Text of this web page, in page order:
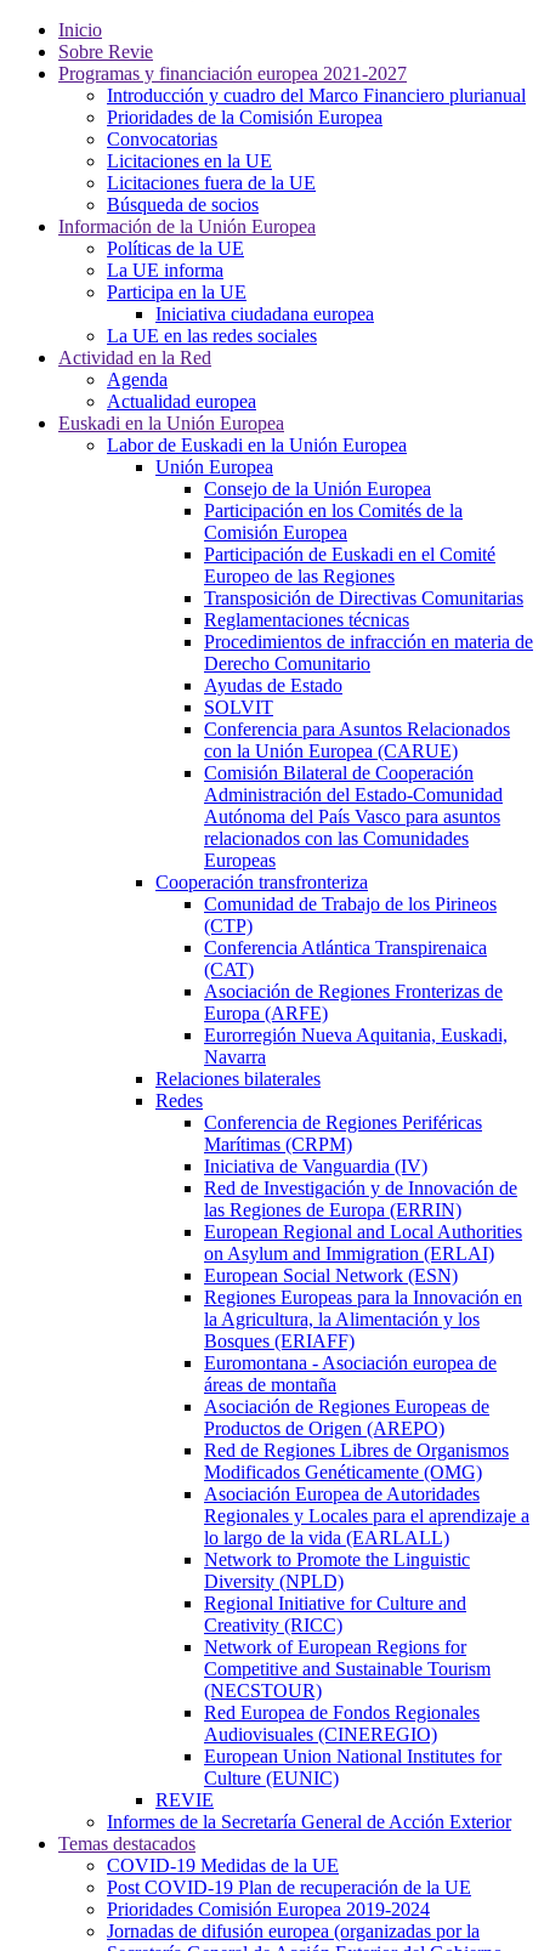
Inicio
Sobre Revie
Programas y financiación europea 2021-2027
Introducción y cuadro del Marco Financiero plurianual
Prioridades de la Comisión Europea
Convocatorias
Licitaciones en la UE
Licitaciones fuera de la UE
Búsqueda de socios
Información de la Unión Europea
Políticas de la UE
La UE informa
Participa en la UE
Iniciativa ciudadana europea
La UE en las redes sociales
Actividad en la Red
Agenda
Actualidad europea
Euskadi en la Unión Europea
Labor de Euskadi en la Unión Europea
Unión Europea
Consejo de la Unión Europea
Participación en los Comités de la
Comisión Europea
Participación de Euskadi en el Comité
Europeo de las Regiones
Transposición de Directivas Comunitarias
Reglamentaciones técnicas
Procedimientos de infracción en materia de
Derecho Comunitario
Ayudas de Estado
SOLVIT
Conferencia para Asuntos Relacionados
con la Unión Europea (CARUE)
Comisión Bilateral de Cooperación
Administración del Estado-Comunidad
Autónoma del País Vasco para asuntos
relacionados con las Comunidades
Europeas
Cooperación transfronteriza
Comunidad de Trabajo de los Pirineos
(CTP)
Conferencia Atlántica Transpirenaica
(CAT)
Asociación de Regiones Fronterizas de
Europa (ARFE)
Eurorregión Nueva Aquitania, Euskadi,
Navarra
Relaciones bilaterales
Redes
Conferencia de Regiones Periféricas
Marítimas (CRPM)
Iniciativa de Vanguardia (IV)
Red de Investigación y de Innovación de
las Regiones de Europa (ERRIN)
European Regional and Local Authorities
on Asylum and Immigration (ERLAI)
European Social Network (ESN)
Regiones Europeas para la Innovación en
la Agricultura, la Alimentación y los
Bosques (ERIAFF)
Euromontana - Asociación europea de
áreas de montaña
Asociación de Regiones Europeas de
Productos de Origen (AREPO)
Red de Regiones Libres de Organismos
Modificados Genéticamente (OMG)
Asociación Europea de Autoridades
Regionales y Locales para el aprendizaje a
lo largo de la vida (EARLALL)
Network to Promote the Linguistic
Diversity (NPLD)
Regional Initiative for Culture and
Creativity (RICC)
Network of European Regions for
Competitive and Sustainable Tourism
(NECSTOUR)
Red Europea de Fondos Regionales
Audiovisuales (CINEREGIO)
European Union National Institutes for
Culture (EUNIC)
REVIE
Informes de la Secretaría General de Acción Exterior
Temas destacados
COVID-19 Medidas de la UE
Post COVID-19 Plan de recuperación de la UE
Prioridades Comisión Europea 2019-2024
Jornadas de difusión europea (organizadas por la